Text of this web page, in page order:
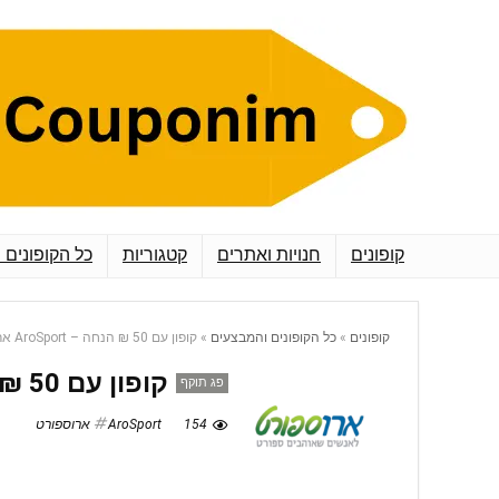
קופונים חנויות ואתרים קטגוריות כל
קופונים » כל הקופונים והמבצעים » קופון עם 50 ₪ הנחה – AroSport ארוספורט
פג תוקף קופון עם 50 ₪ הנחה – AroSport ארוספורט
154 AroSport ארוספורט